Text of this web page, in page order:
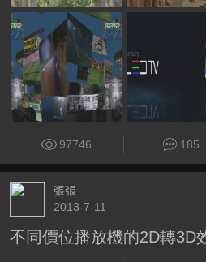
97746 185
張張
2013-7-11
不同價位播放機的2D轉3D